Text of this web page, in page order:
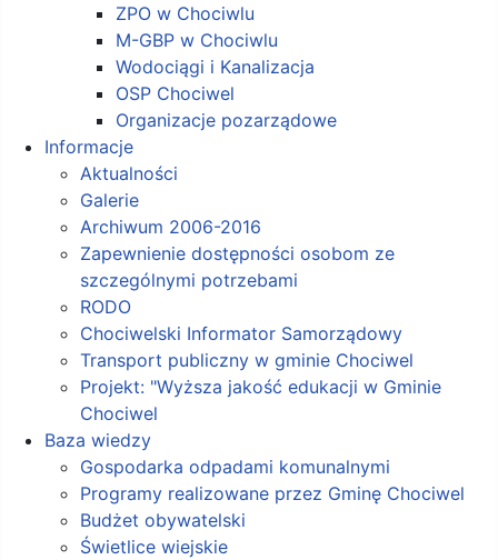
ZPO w Chociwlu
M-GBP w Chociwlu
Wodociągi i Kanalizacja
OSP Chociwel
Organizacje pozarządowe
Informacje
Aktualności
Galerie
Archiwum 2006-2016
Zapewnienie dostępności osobom ze
szczególnymi potrzebami
RODO
Chociwelski Informator Samorządowy
Transport publiczny w gminie Chociwel
Projekt: "Wyższa jakość edukacji w Gminie
Chociwel
Baza wiedzy
Gospodarka odpadami komunalnymi
Programy realizowane przez Gminę Chociwel
Budżet obywatelski
Świetlice wiejskie